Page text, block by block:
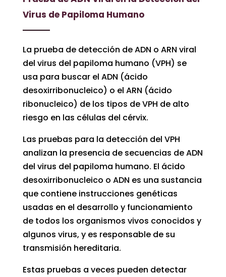
Virus de Papiloma Humano
La prueba de detección de ADN o ARN viral
del virus del papiloma humano (VPH) se
usa para buscar el ADN (ácido
desoxirribonucleico) o el ARN (ácido
ribonucleico) de los tipos de VPH de alto
riesgo en las células del cérvix.
Las pruebas para la detección del VPH
analizan la presencia de secuencias de ADN
del virus del papiloma humano. El ácido
desoxirribonucleico o ADN es una sustancia
que contiene instrucciones genéticas
usadas en el desarrollo y funcionamiento
de todos los organismos vivos conocidos y
algunos virus, y es responsable de su
transmisión hereditaria.
Estas pruebas a veces pueden detectar